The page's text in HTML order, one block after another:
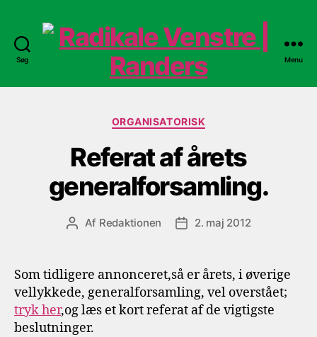
Søg
Radikale
|
Randers
Menu
Kategorier
ORGANISATORISK
Referat af årets
generalforsamling.
Indlægsforfatter
Af Redaktionen Indlægsdato
2. maj 2012
Som tidligere annonceret,så er årets, i øverige
vellykkede, generalforsamling, vel overstået;
tryk her,og læs et kort referat af de vigtigste
beslutninger.